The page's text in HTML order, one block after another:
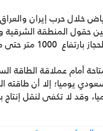
خلال حرب إيران والعراق
ميناء "ينبع".
أمام عملاقة الطاقة
برميل نفط سعودي يوميا؛ إلا